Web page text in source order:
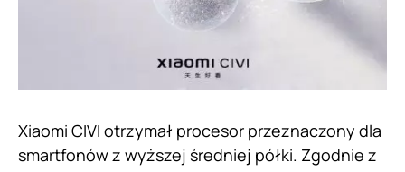
Xiaomi CIVI otrzymał procesor przeznaczony dla
smartfonów z wyższej średniej półki. Zgodnie z